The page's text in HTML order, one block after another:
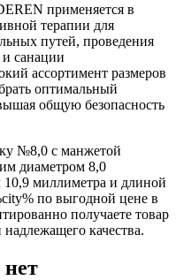
применяется в
терапии для
путей, проведения
санации
ассортимент размеров
оптимальный
общую безопасность
№8,0 с манжетой
диаметром 8,0
миллиметра и длиной
по выгодной цене в
получаете товар
качества.